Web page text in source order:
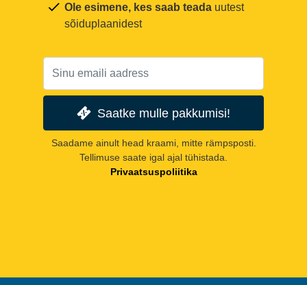
Ole esimene, kes saab teada uutest
sõiduplaanidest
Saatke mulle pakkumisi!
Saadame ainult head kraami, mitte rämpsposti.
Tellimuse saate igal ajal tühistada.
Privaatsuspoliitika